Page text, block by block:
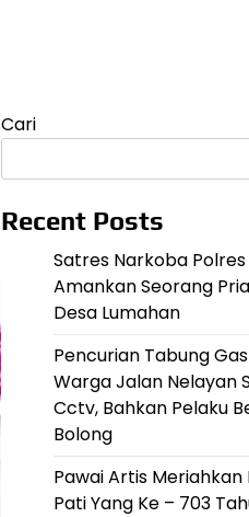
Cari
Recent Posts
Satres Narkoba
Amankan Seorang
Desa Lumahan
Pencurian Tabung
Warga Jalan Nelayan
Cctv, Bahkan Pelaku
Bolong
Pawai Artis
Pati Yang Ke – 703